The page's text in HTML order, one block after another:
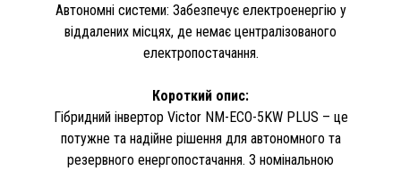
Автономні системи: Забезпечує електроенергію у
віддалених місцях, де немає централізованого
електропостачання.
Короткий опис:
Гібридний інвертор Victor NM-ECO-5KW PLUS – це
потужне та надійне рішення для автономного та
резервного енергопостачання. З номінальною